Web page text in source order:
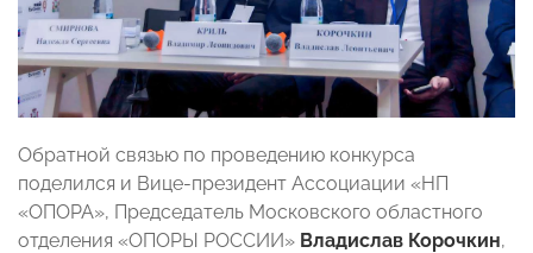
Обратной связью по проведению конкурса
поделился и Вице-президент Ассоциации «НП
«ОПОРА», Председатель Московского областного
отделения «ОПОРЫ РОССИИ» Владислав Корочкин,